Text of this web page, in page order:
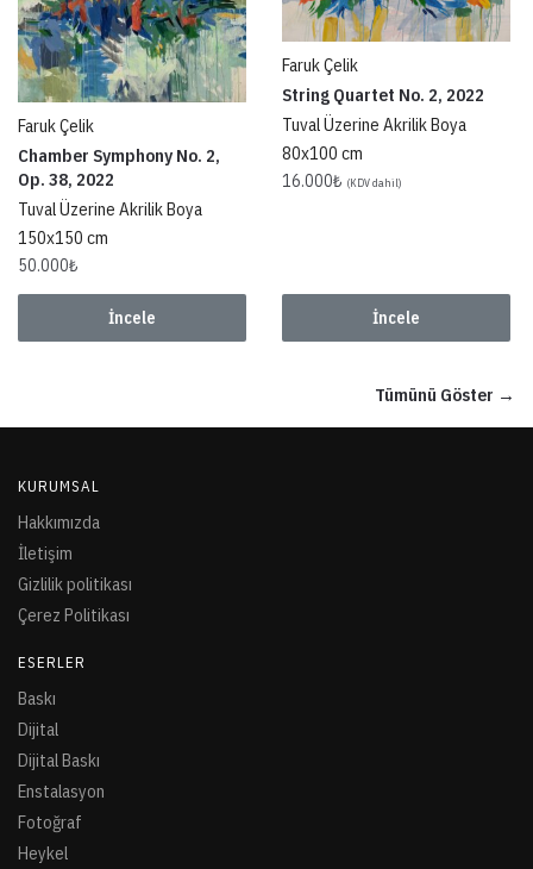
Faruk Çelik
Chamber Symphony No. 2,
Op. 38, 2022
Tuval Üzerine Akrilik Boya
150x150 cm
50.000₺
İncele
Faruk Çelik
String Quartet No. 2, 2022
Tuval Üzerine Akrilik Boya
80x100 cm
16.000₺ (KDV dahil)
İncele
Tümünü Göster →
KURUMSAL
Hakkımızda
İletişim
Gizlilik politikası
Çerez Politikası
ESERLER
Baskı
Dijital
Dijital Baskı
Enstalasyon
Fotoğraf
Heykel